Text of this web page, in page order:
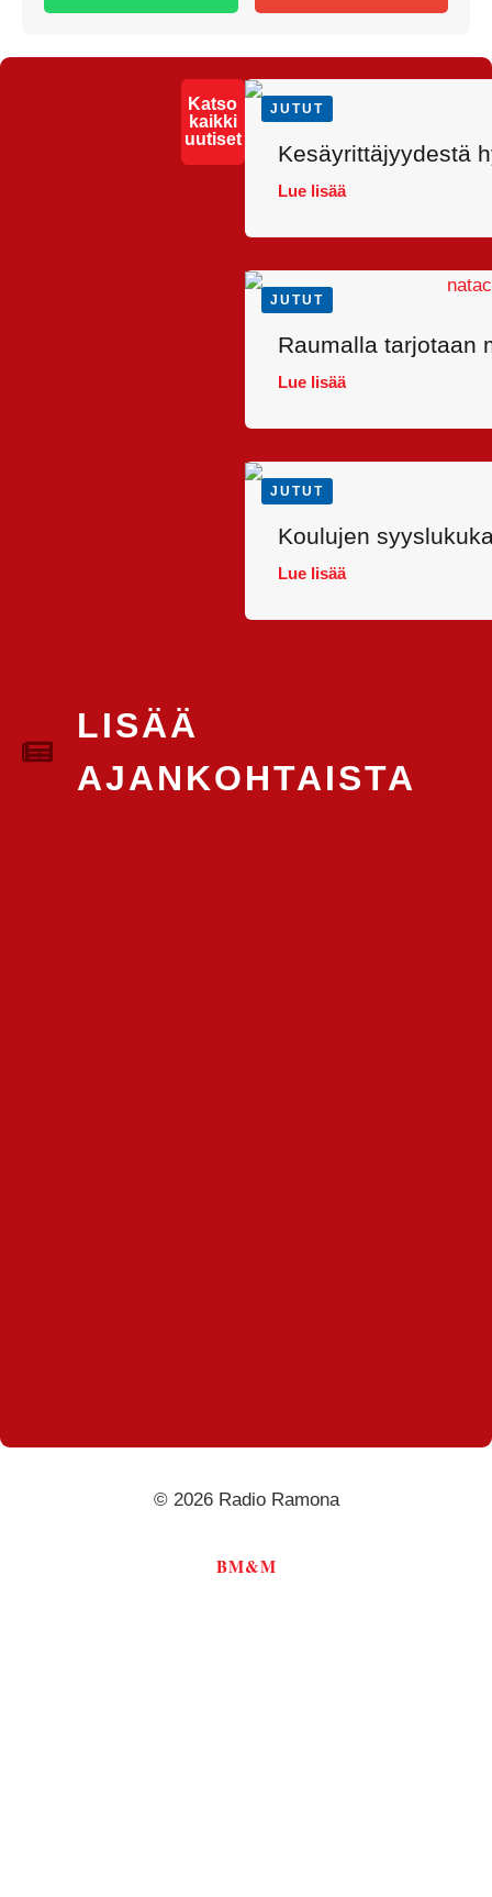
LISÄÄ
AJANKOHTAISTA
Katso
kaikki
uutiset
JUTUT
Kesäyrittäjyydestä
Lue lisää
JUTUT
Raumalla tarjotaan
Lue lisää
JUTUT
Koulujen
Lue lisää
© 2026 Radio Ramona
BM&M